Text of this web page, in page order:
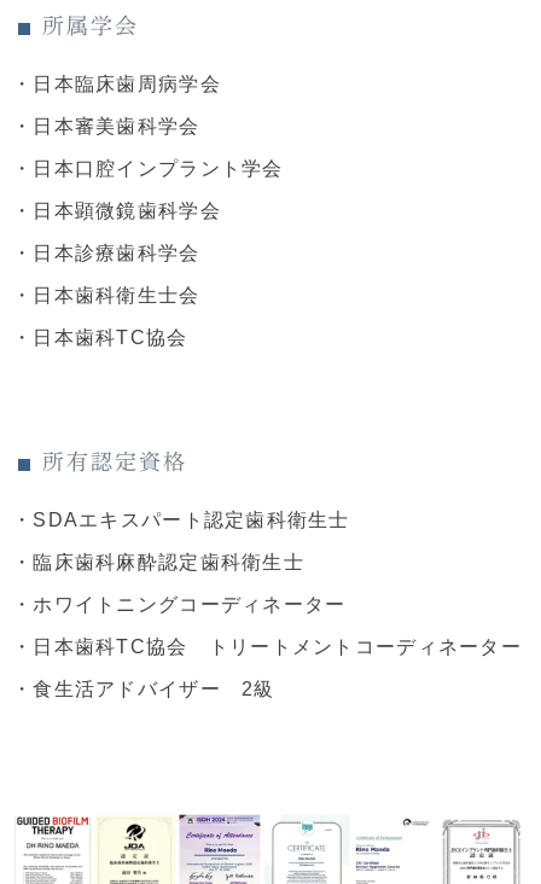
所属学会
・日本臨床歯周病学会
・日本審美歯科学会
・日本口腔インプラント学会
・日本顕微鏡歯科学会
・日本診療歯科学会
・日本歯科衛生士会
・日本歯科TC協会
所有認定資格
・SDAエキスパート認定歯科衛生士
・臨床歯科麻酔認定歯科衛生士
・ホワイトニングコーディネーター
・日本歯科TC協会 トリートメントコーディネーター
・食生活アドバイザー 2級